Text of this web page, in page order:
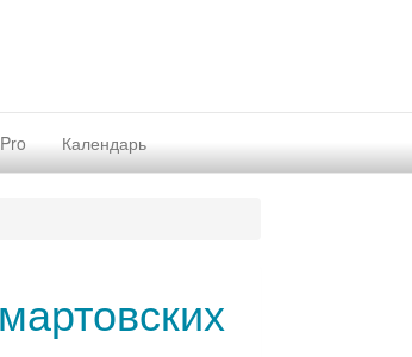
Календарь